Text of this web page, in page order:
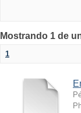
Mostrando 1 de
1